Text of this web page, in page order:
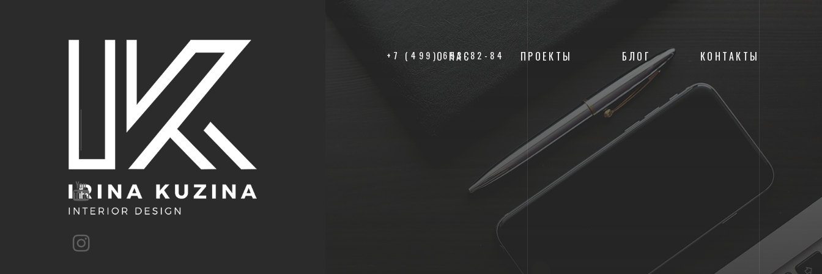
+7 (499) 653-82-84
О НАС ПРОЕКТЫ БЛОГ КОНТАКТЫ